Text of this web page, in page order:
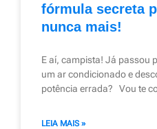
fórmula secreta
nunca mais!
E aí, campista! Já passou
um ar condicionado e
potência errada? Vou te
LEIA MAIS »